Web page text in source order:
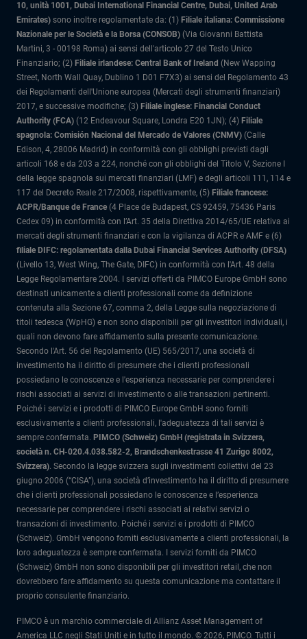
10, unità 1001, Dubai International Financial Centre, Dubai, United Arab
Emirates) sono inoltre regolamentate da: (1) Filiale italiana: Commissione
Nazionale per le Società e la Borsa (CONSOB) (Via Giovanni Battista
Martini, 3 - 00198 Roma) ai sensi dell'articolo 27 del Testo Unico
Finanziario; (2) Filiale irlandese: Central Bank of Ireland (New Wapping
Street, North Wall Quay, Dublino 1 D01 F7X3) ai sensi del Regolamento 43
dei Regolamenti dell'Unione europea (Mercati degli strumenti finanziari)
2017, e successive modifiche; (3) Filiale inglese: Financial Conduct
Authority (FCA) (12 Endeavour Square, Londra E20 1JN); (4) Filiale
spagnola: Comisión Nacional del Mercado de Valores (CNMV) (Calle
Edison, 4, 28006 Madrid) in conformità con gli obblighi previsti dagli
articoli 168 e da 203 a 224, nonché con gli obblighi del Titolo V, Sezione I
della legge spagnola sui mercati finanziari (LMF) e degli articoli 111, 114 e
117 del Decreto Reale 217/2008, rispettivamente, (5) Filiale francese:
ACPR/Banque de France (4 Place de Budapest, CS 92459, 75436 Paris
Cedex 09) in conformità con l’Art. 35 della Direttiva 2014/65/UE relativa ai
mercati degli strumenti finanziari e con la vigilanza di ACPR e AMF e (6)
filiale DIFC: regolamentata dalla Dubai Financial Services Authority (DFSA)
(Livello 13, West Wing, The Gate, DIFC) in conformità con l'Art. 48 della
Legge Regolamentare 2004. I servizi offerti da PIMCO Europe GmbH sono
destinati unicamente a clienti professionali come da definizione
contenuta alla Sezione 67, comma 2, della Legge sulla negoziazione di
titoli tedesca (WpHG) e non sono disponibili per gli investitori individuali, i
quali non devono fare affidamento sulla presente comunicazione.
Secondo l'Art. 56 del Regolamento (UE) 565/2017, una società di
investimento ha il diritto di presumere che i clienti professionali
possiedano le conoscenze e l'esperienza necessarie per comprendere i
rischi associati ai servizi di investimento o alle transazioni pertinenti.
Poiché i servizi e i prodotti di PIMCO Europe GmbH sono forniti
esclusivamente a clienti professionali, l'adeguatezza di tali servizi è
sempre confermata. PIMCO (Schweiz) GmbH (registrata in Svizzera,
società n. CH-020.4.038.582-2, Brandschenkestrasse 41 Zurigo 8002,
Svizzera). Secondo la legge svizzera sugli investimenti collettivi del 23
giugno 2006 (“CISA”), una società d’investimento ha il diritto di presumere
che i clienti professionali possiedano le conoscenze e l’esperienza
necessarie per comprendere i rischi associati ai relativi servizi o
transazioni di investimento. Poiché i servizi e i prodotti di PIMCO
(Schweiz). GmbH vengono forniti esclusivamente a clienti professionali, la
loro adeguatezza è sempre confermata.
I servizi forniti da PIMCO
(Schweiz) GmbH non sono disponibili per gli investitori retail, che non
dovrebbero fare affidamento su questa comunicazione ma contattare il
proprio consulente finanziario.
PIMCO è un marchio commerciale di Allianz Asset Management of
America LLC negli Stati Uniti e in tutto il mondo. © 2026, PIMCO. Tutti i